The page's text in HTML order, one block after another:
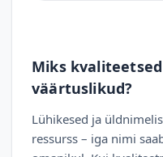
Miks
väärtuslikud?
Lühikesed ja
ressurss – iga nimi